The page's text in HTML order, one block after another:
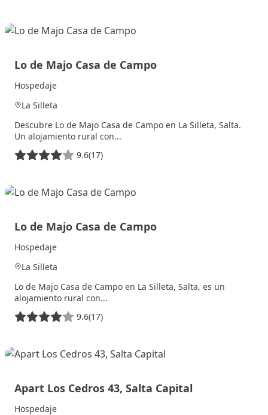
Lo de Majo Casa de Campo
Hospedaje
La Silleta
Descubre Lo de Majo Casa de Campo en La Silleta, Salta.
Un alojamiento rural con...
9.6(17)
Lo de Majo Casa de Campo
Hospedaje
La Silleta
Lo de Majo Casa de Campo en La Silleta, Salta, es un
alojamiento rural con...
9.6(17)
Apart Los Cedros 43, Salta Capital
Hospedaje